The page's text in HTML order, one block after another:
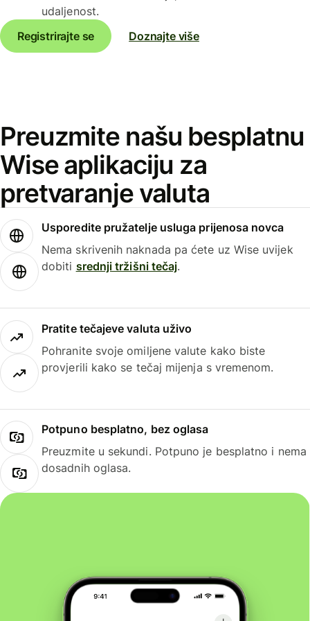
udaljenost.
Registrirajte se
Doznajte više
Preuzmite našu besplatnu
Wise aplikaciju za
pretvaranje valuta
Usporedite pružatelje usluga prijenosa novca
Nema skrivenih naknada pa ćete uz Wise uvijek
dobiti srednji tržišni tečaj.
Pratite tečajeve valuta uživo
Pohranite svoje omiljene valute kako biste
provjerili kako se tečaj mijenja s vremenom.
Potpuno besplatno, bez oglasa
Preuzmite u sekundi. Potpuno je besplatno i nema
dosadnih oglasa.